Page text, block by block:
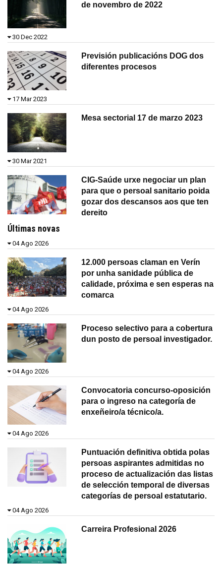
de novembro de 2022
30 Dec 2022
Previsión publicacións DOG dos
diferentes procesos
17 Mar 2023
Mesa sectorial 17 de marzo 2023
30 Mar 2021
CIG-Saúde urxe negociar un plan
para que o persoal sanitario poida
gozar dos descansos aos que ten
dereito
Últimas novas
04 Ago 2026
12.000 persoas claman en Verín
por unha sanidade pública de
calidade, próxima e sen esperas na
comarca
04 Ago 2026
Proceso selectivo para a cobertura
dun posto de persoal investigador.
04 Ago 2026
Convocatoria concurso-oposición
para o ingreso na categoría de
enxeñeiro/a técnico/a.
04 Ago 2026
Puntuación definitiva obtida polas
persoas aspirantes admitidas no
proceso de actualización das listas
de selección temporal de diversas
categorías de persoal estatutario.
04 Ago 2026
Carreira Profesional 2026